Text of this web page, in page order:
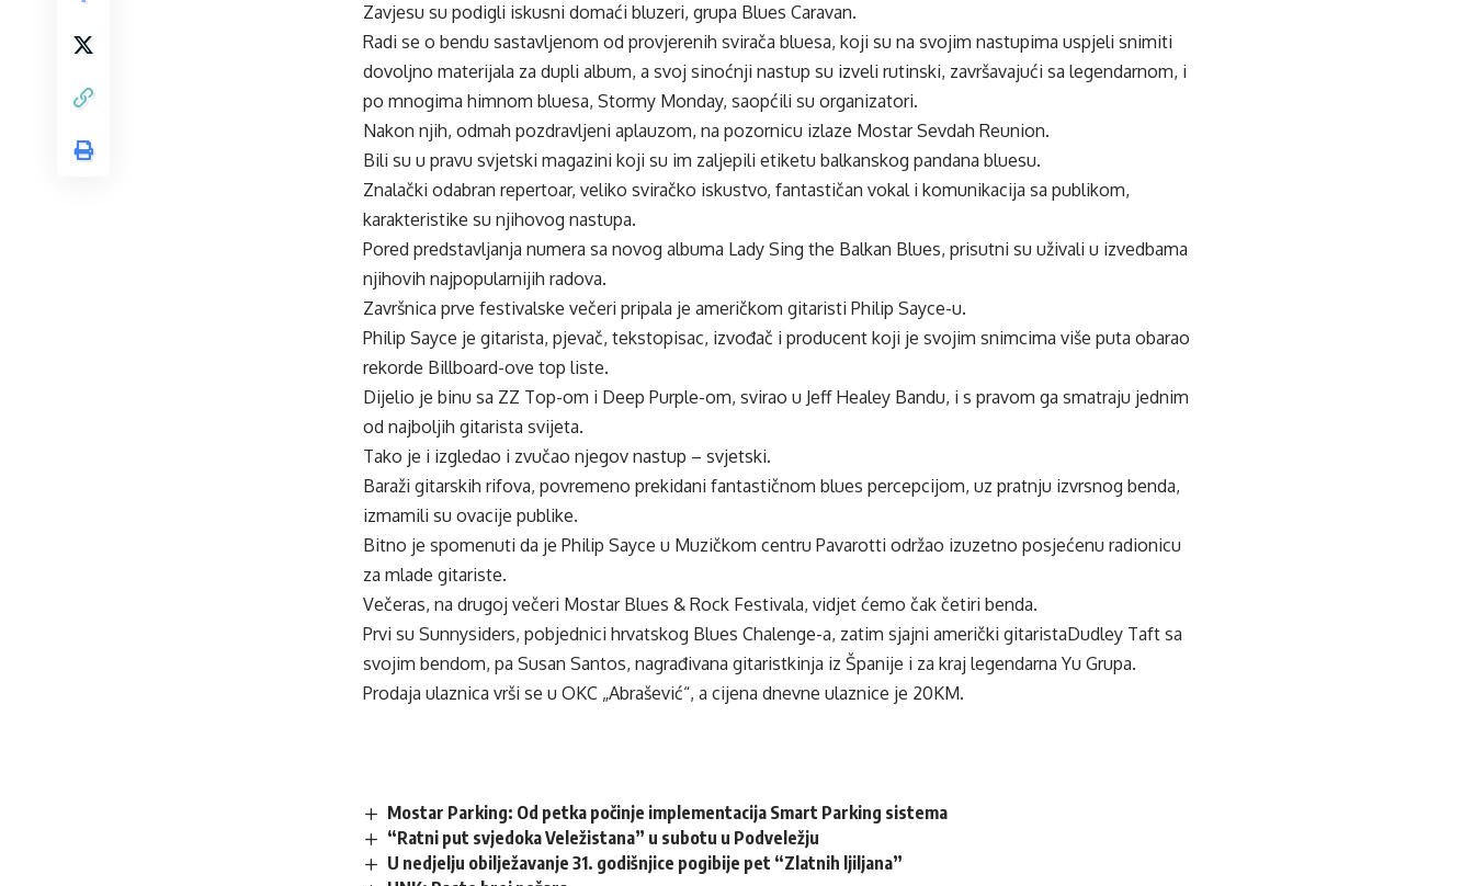
Zavjesu su podigli iskusni domaći bluzeri, grupa Blues Caravan.
Radi se o bendu sastavljenom od provjerenih svirača bluesa, koji su na svojim nastupima uspjeli snimiti
dovoljno materijala za dupli album, a svoj sinoćnji nastup su izveli rutinski, završavajući sa legendarnom, i
po mnogima himnom bluesa, Stormy Monday, saopćili su organizatori.
Nakon njih, odmah pozdravljeni aplauzom, na pozornicu izlaze Mostar Sevdah Reunion.
Bili su u pravu svjetski magazini koji su im zaljepili etiketu balkanskog pandana bluesu.
Znalački odabran repertoar, veliko sviračko iskustvo, fantastičan vokal i komunikacija sa publikom,
karakteristike su njihovog nastupa.
Pored predstavljanja numera sa novog albuma Lady Sing the Balkan Blues, prisutni su uživali u izvedbama
njihovih najpopularnijih radova.
Završnica prve festivalske večeri pripala je američkom gitaristi Philip Sayce-u.
Philip Sayce je gitarista, pjevač, tekstopisac, izvođač i producent koji je svojim snimcima više puta obarao
rekorde Billboard-ove top liste.
Dijelio je binu sa ZZ Top-om i Deep Purple-om, svirao u Jeff Healey Bandu, i s pravom ga smatraju jednim
od najboljih gitarista svijeta.
Tako je i izgledao i zvučao njegov nastup – svjetski.
Baraži gitarskih rifova, povremeno prekidani fantastičnom blues percepcijom, uz pratnju izvrsnog benda,
izmamili su ovacije publike.
Bitno je spomenuti da je Philip Sayce u Muzičkom centru Pavarotti održao izuzetno posjećenu radionicu
za mlade gitariste.
Večeras, na drugoj večeri Mostar Blues & Rock Festivala, vidjet ćemo čak četiri benda.
Prvi su Sunnysiders, pobjednici hrvatskog Blues Chalenge-a, zatim sjajni američki gitaristaDudley Taft sa
svojim bendom, pa Susan Santos, nagrađivana gitaristkinja iz Španije i za kraj legendarna Yu Grupa.
Prodaja ulaznica vrši se u OKC „Abrašević“, a cijena dnevne ulaznice je 20KM.
Mostar Parking: Od petka počinje implementacija Smart Parking sistema
“Ratni put svjedoka Veležistana” u subotu u Podveležju
U nedjelju obilježavanje 31. godišnjice pogibije pet “Zlatnih ljiljana”